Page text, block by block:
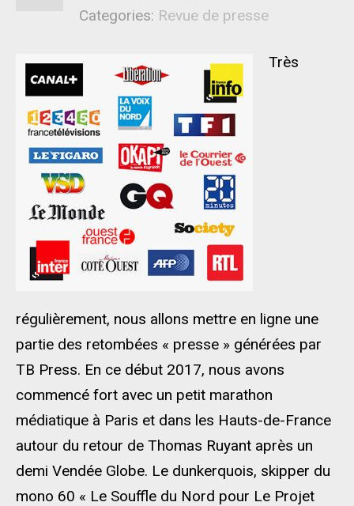
Categories: Revue de presse
Très
régulièrement, nous allons mettre en ligne une
partie des retombées « presse » générées par
TB Press. En ce début 2017, nous avons
commencé fort avec un petit marathon
médiatique à Paris et dans les Hauts-de-France
autour du retour de Thomas Ruyant après un
demi Vendée Globe. Le dunkerquois, skipper du
mono 60 « Le Souffle du Nord pour Le Projet